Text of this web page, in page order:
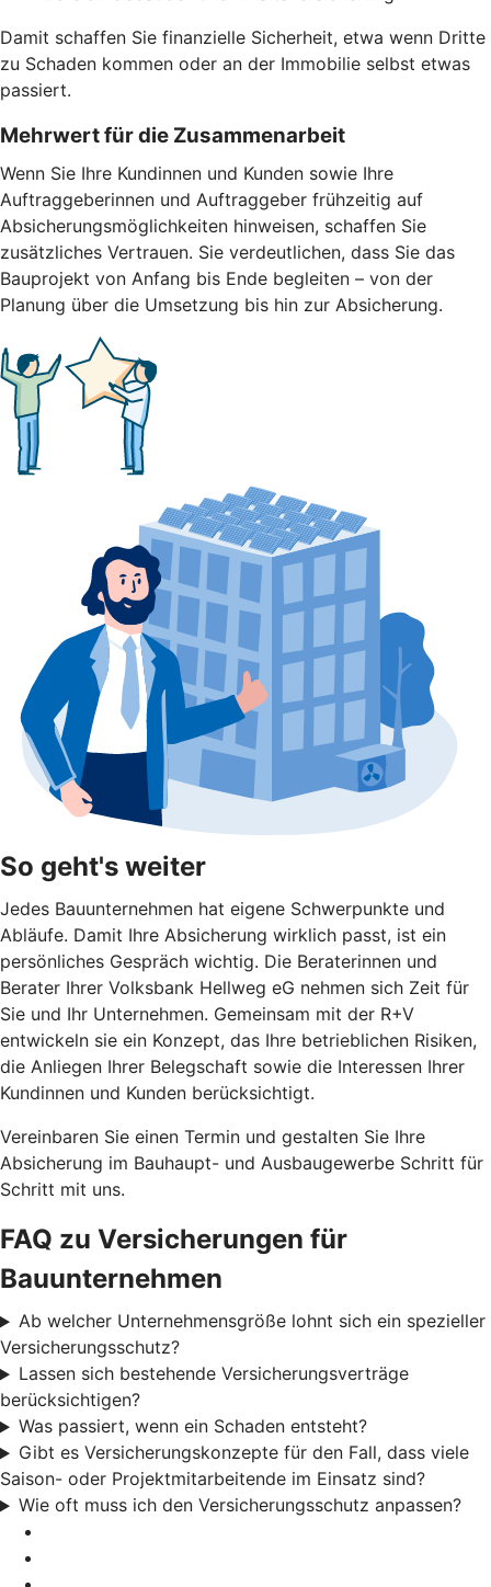
Damit schaffen Sie finanzielle Sicherheit, etwa wenn Dritte
zu Schaden kommen oder an der Immobilie selbst etwas
passiert.
Mehrwert für die Zusammenarbeit
Wenn Sie Ihre Kundinnen und Kunden sowie Ihre
Auftraggeberinnen und Auftraggeber frühzeitig auf
Absicherungsmöglichkeiten hinweisen, schaffen Sie
zusätzliches Vertrauen. Sie verdeutlichen, dass Sie das
Bauprojekt von Anfang bis Ende begleiten – von der
Planung über die Umsetzung bis hin zur Absicherung.
So geht's weiter
Jedes Bauunternehmen hat eigene Schwerpunkte und
Abläufe. Damit Ihre Absicherung wirklich passt, ist ein
persönliches Gespräch wichtig. Die Beraterinnen und
Berater Ihrer Volksbank Hellweg eG nehmen sich Zeit für
Sie und Ihr Unternehmen. Gemeinsam mit der R+V
entwickeln sie ein Konzept, das Ihre betrieblichen Risiken,
die Anliegen Ihrer Belegschaft sowie die Interessen Ihrer
Kundinnen und Kunden berücksichtigt.
Vereinbaren Sie einen Termin und gestalten Sie Ihre
Absicherung im Bauhaupt- und Ausbaugewerbe Schritt für
Schritt mit uns.
FAQ zu Versicherungen für
Bauunternehmen
Ab welcher Unternehmensgröße lohnt sich ein spezieller
Versicherungsschutz?
Lassen sich bestehende Versicherungsverträge
berücksichtigen?
Was passiert, wenn ein Schaden entsteht?
Gibt es Versicherungskonzepte für den Fall, dass viele
Saison- oder Projektmitarbeitende im Einsatz sind?
Wie oft muss ich den Versicherungsschutz anpassen?